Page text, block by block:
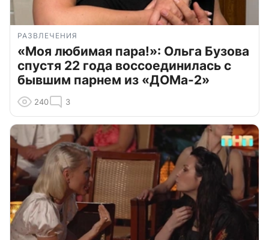
РАЗВЛЕЧЕНИЯ
«Моя любимая пара!»: Ольга Бузова
спустя 22 года воссоединилась с
бывшим парнем из «ДОМа-2»
240 3